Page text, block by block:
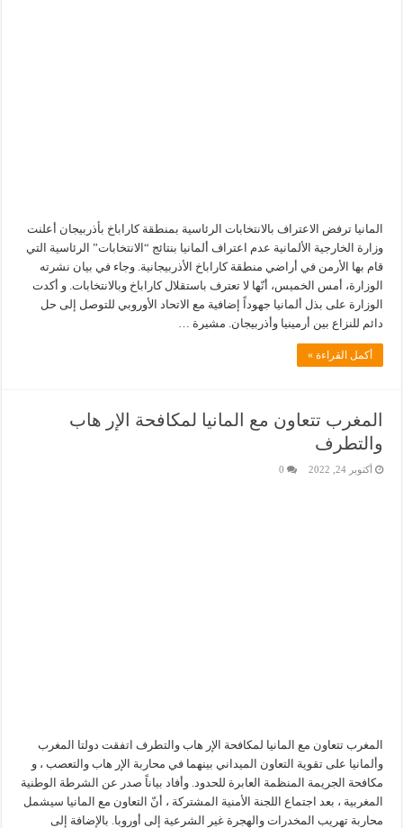
المانيا ترفض الاعتراف بالانتخابات الرئاسية بمنطقة كاراباخ بأذربيجان أعلنت
وزارة الخارجية الألمانية عدم اعتراف ألمانيا بنتائج “الانتخابات” الرئاسية التي
قام بها الأرمن في أراضي منطقة كاراباخ الأذربيجانية. وجاء في بيان نشرته
الوزارة، أمس الخميس، أنّها لا تعترف باستقلال كاراباخ وبالانتخابات. و أكدت
الوزارة على بذل ألمانيا جهوداً إضافية مع الاتحاد الأوروبي للتوصل إلى حل
دائم للنزاع بين أرمينيا وأذربيجان. مشيرة …
أكمل القراءة »
المغرب تتعاون مع المانيا لمكافحة الإر هاب
والتطرف
أكتوبر 24, 2022 0
المغرب تتعاون مع المانيا لمكافحة الإر هاب والتطرف اتفقت دولتا المغرب
وألمانيا على تقوية التعاون الميداني بينهما في محاربة الإر هاب والتعصب ، و
مكافحة الجريمة المنظمة العابرة للحدود. وأفاد بياناً صدر عن الشرطة الوطنية
المغربية ، بعد اجتماع اللجنة الأمنية المشتركة ، أنّ التعاون مع المانيا سيشمل
محاربة تهريب المخدرات والهجرة غير الشرعية إلى أوروبا. بالإضافة إلى